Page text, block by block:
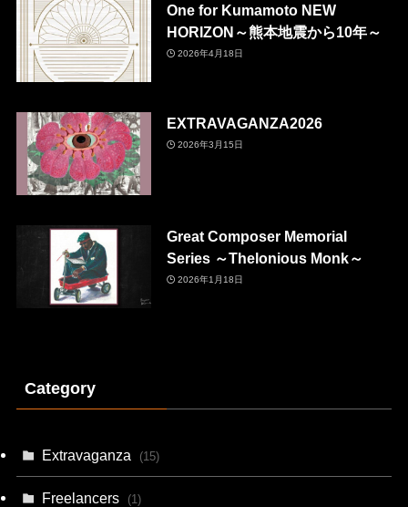
One for Kumamoto NEW
HORIZON～熊本地震から10年～
2026年4月18日
EXTRAVAGANZA2026
2026年3月15日
Great Composer Memorial
Series ～Thelonious Monk～
2026年1月18日
Category
Extravaganza (15)
Freelancers (1)